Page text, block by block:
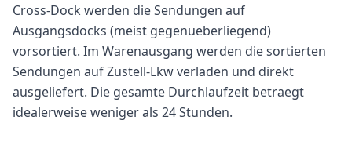
Cross-Dock werden die Sendungen auf
Ausgangsdocks (meist gegenueberliegend)
vorsortiert. Im Warenausgang werden die sortierten
Sendungen auf Zustell-Lkw verladen und direkt
ausgeliefert. Die gesamte Durchlaufzeit betraegt
idealerweise weniger als 24 Stunden.